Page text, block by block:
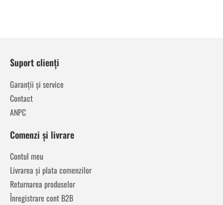
Suport clienți
Garanții și service
Contact
ANPC
Comenzi și livrare
Contul meu
Livrarea și plata comenzilor
Returnarea produselor
Înregistrare cont B2B